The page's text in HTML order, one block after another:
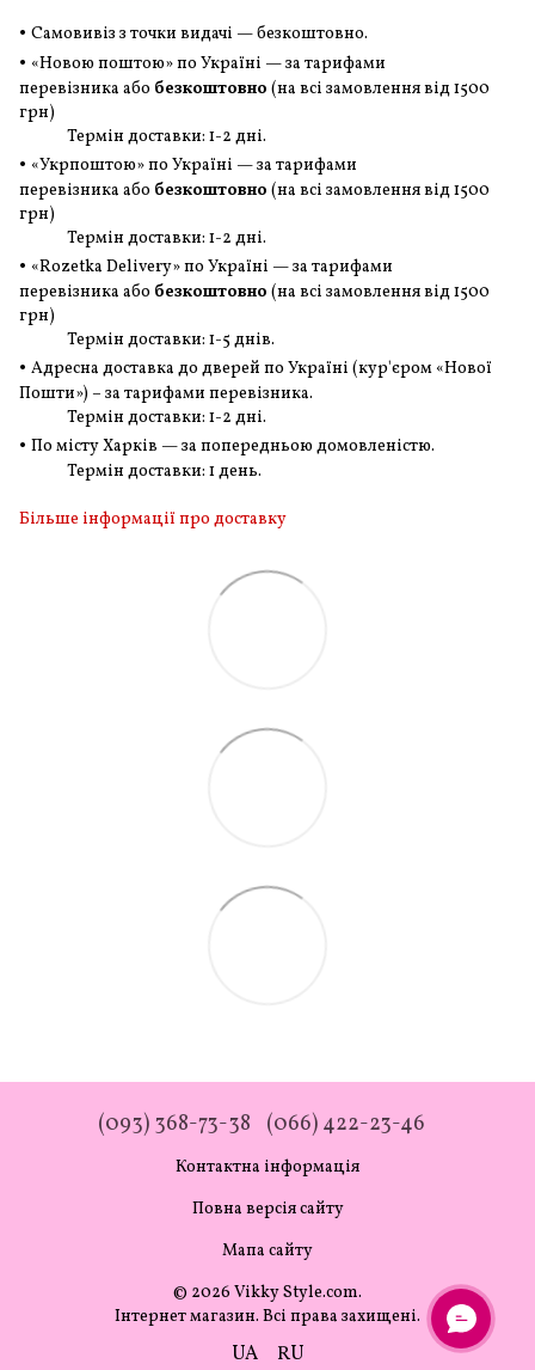
• Самовивіз з точки видачі — безкоштовно.
• «Новою поштою» по Україні — за тарифами
перевізника або безкоштовно (на всі замовленнявід 1500
грн)
Термін доставки: 1-2 дні.
• «Укрпоштою» по Україні — за тарифами
перевізника або безкоштовно (на всі замовленнявід 1500
грн)
Термін доставки: 1-2 дні.
• «Rozetka Delivery» по Україні — за тарифами
перевізника або безкоштовно (на всі замовленнявід 1500
грн)
Термін доставки: 1-5 днів.
• Адресна доставка до дверей по Україні (кур'єром «Нової
Пошти») – за тарифами перевізника.
Термін доставки: 1-2 дні.
• По місту Харків — за попередньою домовленістю.
Термін доставки: 1 день.
Більше інформації про доставку
(093) 368-73-38 (066) 422-23-46
Контактна інформація
Повна версія сайту
Мапа сайту
© 2026 Vikky Style.com.
Інтернет магазин. Всі права захищені.
UA RU